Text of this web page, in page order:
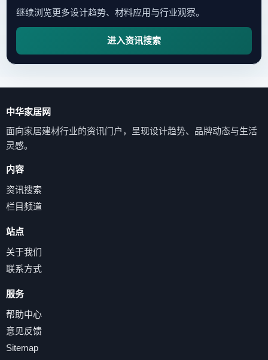
继续浏览更多设计趋势、材料应用与行业观察。
进入资讯搜索
中华家居网
面向家居建材行业的资讯门户，呈现设计趋势、品牌动态与生活
灵感。
内容
资讯搜索
栏目频道
站点
关于我们
联系方式
服务
帮助中心
意见反馈
Sitemap